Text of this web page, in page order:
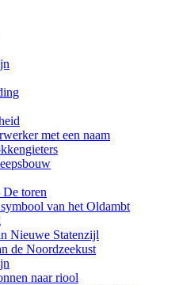
met een naam
toren
van het Oldambt
Nieuwe Statenzijl
de Noordzeekust
naar riool